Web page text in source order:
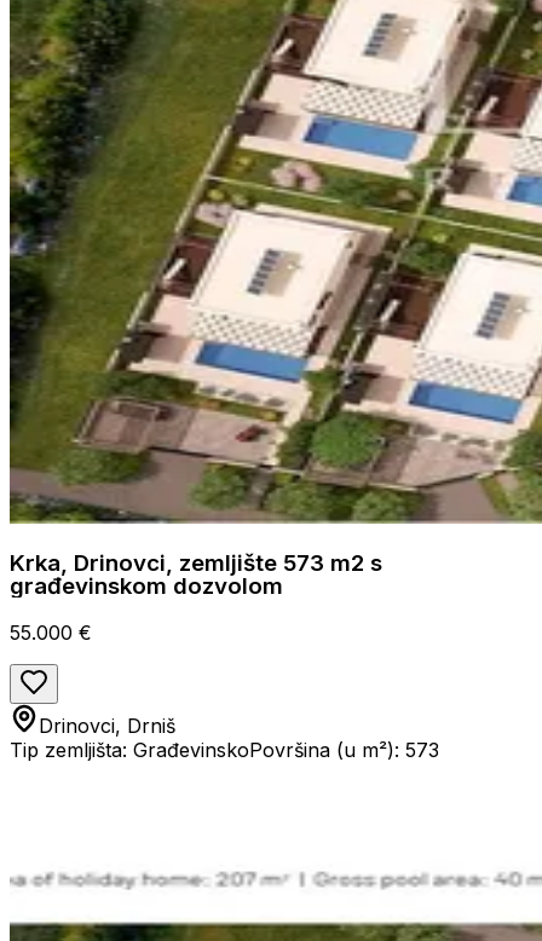
Krka, Drinovci, zemljište 573 m2 s
građevinskom dozvolom
55.000 €
Drinovci, Drniš
Tip zemljišta: GrađevinskoPovršina (u m²): 573